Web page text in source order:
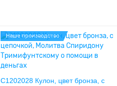
Наше производство
C1202028 Кулон, цвет бронза, с